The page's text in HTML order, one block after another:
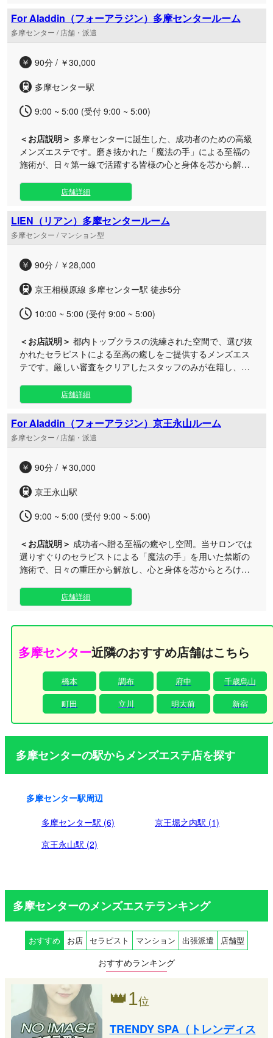
パーキングもございますので、お車でのご来店もスムーズで
す。 徹底的にこだわったおもてなしの心と至高の技術で、お
客様お一人おひとりの心と身体に寄り添い、深い安らぎへと
特別なひとときをお過ごしください。お得な昼割メニューも
For Aladdin（フォーアラジン）多摩センタールーム
多摩センター / 店舗・派遣
90分 / ￥30,000
多摩センター駅
9:00 ~ 5:00 (受付 9:00 ~ 5:00)
＜お店説明＞ 多摩センターに誕生した、成功者のための高級
メンズエステです。磨き抜かれた「魔法の手」による至福の
施術が、日々第一線で活躍する皆様の心と身体を芯から解き
から翌朝5時まで営業しておりますので、お仕事帰りや深夜
でも、洗練されたプライベート空間で贅沢なリラクゼーショ
ンをご堪能いただけます。日常の喧騒を離れ、心身ともに極
上のトリートメントに満たされる特別なひとときをお過ごし
ください。
店舗詳細
LIEN（リアン）多摩センタールーム
多摩センター / マンション型
90分 / ￥28,000
京王相模原線 多摩センター駅 徒歩5分
10:00 ~ 5:00 (受付 9:00 ~ 5:00)
＜お店説明＞ 都内トップクラスの洗練された空間で、選び抜
かれたセラピストによる至高の癒しをご提供するメンズエス
テです。厳しい審査をクリアしたスタッフのみが在籍し、お
駅から徒歩5分という好立地に加え、24時間いつでもご利用
いただける利便性の高さも魅力です。ルームでの施術はもち
ろん、東京全域への出張サービスにも対応しております。
日々の忙しさを忘れられるラグジュアリーなプライベート空
間で、技術・おもてなし共にこだわり抜いた究極のトリート
店舗詳細
For Aladdin（フォーアラジン）京王永山ルーム
多摩センター / 店舗・派遣
90分 / ￥30,000
京王永山駅
9:00 ~ 5:00 (受付 9:00 ~ 5:00)
＜お店説明＞ 成功者へ贈る至福の癒やし空間。当サロンでは
選りすぐりのセラピストによる「魔法の手」を用いた禁断の
施術で、日々の重圧から解放し、心と身体を芯からとろけさ
山駅からのアクセスも抜群で、駅に到着された際にご連絡を
いただければスムーズにご案内が可能です。また、ご自宅や
りますので、お仕事終わりや深夜の遅い時間でも、いつでも
贅沢なプライベートタイムをご堪能いただけます。 一度体感
すれば虜になること間違いなしの至高のメンズエステで、あ
なたの心をワシヅカミにする格別なリラクゼーションをぜひ
ご体感ください。
店舗詳細
多摩センター近隣のおすすめ店舗はこちら
橋本 調布 府中
千歳烏山
町田
立川 明大前 新宿
多摩センターの駅からメンズエステ店を探す
多摩センター駅周辺
多摩センター駅 (6)
京王堀之内駅 (1)
京王永山駅 (2)
多摩センターのメンズエステランキング
おすすめ お店 セラピスト マンション 出張派遣 店舗型
おすすめランキング
👑1位
TRENDY SPA（トレンディス